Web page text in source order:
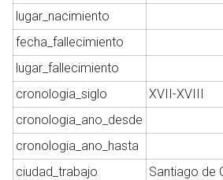
lugar_nacimiento
fecha_fallecimiento
lugar_fallecimiento
cronologia_siglo
XVII-XVIII
cronologia_ano_desde
cronologia_ano_hasta
ciudad_trabajo
Santiago de